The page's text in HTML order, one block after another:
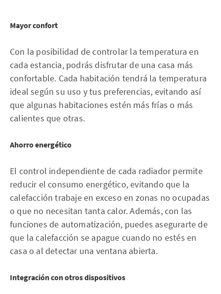
Mayor confort
Con la posibilidad de controlar la temperatura en
cada estancia, podrás disfrutar de una casa más
confortable. Cada habitación tendrá la temperatura
ideal según su uso y tus preferencias, evitando así
que algunas habitaciones estén más frías o más
calientes que otras.
Ahorro energético
El control independiente de cada radiador permite
reducir el consumo energético, evitando que la
calefacción trabaje en exceso en zonas no ocupadas
o que no necesitan tanta calor. Además, con las
funciones de automatización, puedes asegurarte de
que la calefacción se apague cuando no estés en
casa o al detectar una ventana abierta.
Integración con otros dispositivos